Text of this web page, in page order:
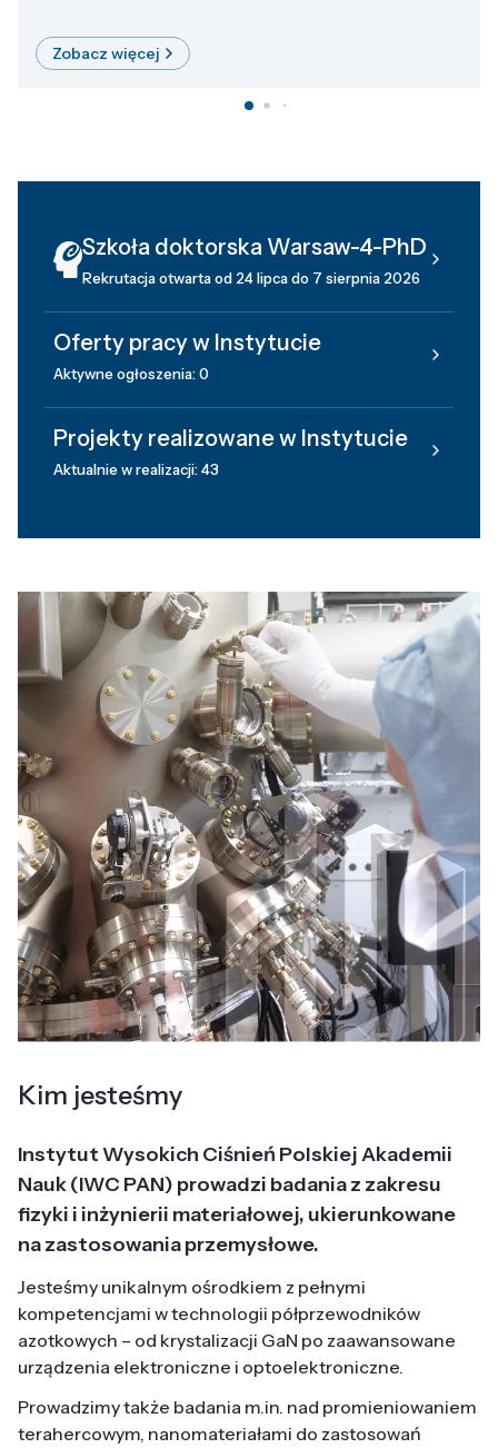
Zobacz więcej
Szkoła doktorska Warsaw-4-PhD
Rekrutacja otwarta od 24 lipca do 7 sierpnia 2026
Oferty pracy w Instytucie
Aktywne ogłoszenia: 0
Projekty realizowane w Instytucie
Aktualnie w realizacji: 43
Kim jesteśmy
Instytut Wysokich Ciśnień Polskiej Akademii
Nauk (IWC PAN) prowadzi badania z zakresu
fizyki i inżynierii materiałowej, ukierunkowane
na zastosowania przemysłowe.
Jesteśmy unikalnym ośrodkiem z pełnymi
kompetencjami w technologii półprzewodników
azotkowych – od krystalizacji GaN po zaawansowane
urządzenia elektroniczne i optoelektroniczne.
Prowadzimy także badania m.in. nad promieniowaniem
terahercowym, nanomateriałami do zastosowań